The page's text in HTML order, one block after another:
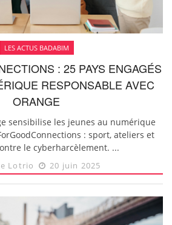
LES ACTUS BADABIM
: 25 PAYS ENGAGÉS
RESPONSABLE AVEC
ORANGE
sensibilise les jeunes au numérique
: sport, ateliers et
le cyberharcèlement. ...
Lotrio 20 juin 2025